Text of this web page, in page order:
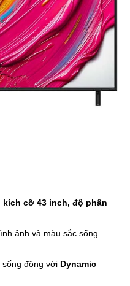
kích cỡ 43 inch, độ phân
ảnh và màu sắc sống
động với Dynamic